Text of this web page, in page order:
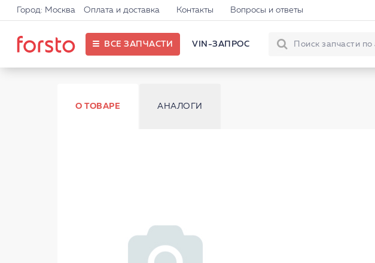
Город: Москва Оплата и доставка Контакты Вопросы и ответы
ВСЕ ЗАПЧАСТИ VIN-ЗАПРОС
О ТОВАРЕ АНАЛОГИ